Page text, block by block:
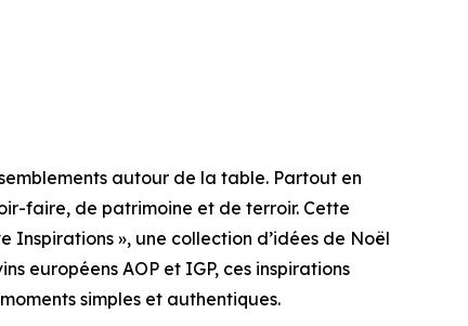
autour de la table. Partout en
faire, de patrimoine et de terroir. Cette
Inspirations », une collection d’idées de Noël
européens AOP et IGP, ces inspirations
simples et authentiques.